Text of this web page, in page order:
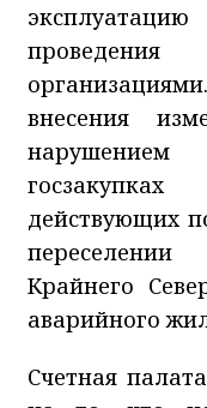
внесения
действующих
Крайнего
аварийного
Счетная